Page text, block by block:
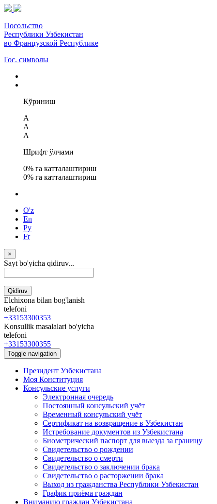
Посольство
Республики Узбекистан
во Французской Республике
Гос. символы
Кўриниш
A
A
A
Шрифт ўлчами
0% га катталаштириш
0% га катталаштириш
O'z
En
Ру
Fr
×
Sayt bo'yicha qidiruv...
Qidiruv
Elchixona bilan bog'lanish
telefoni
+33153300353
Konsullik masalalari bo'yicha
telefoni
+33153300355
Toggle navigation
Президент Узбекистана
Моя Конституция
Консульские услуги
Электронная очередь
Постоянный консульский учёт
Временный консульский учёт
Сертификат на возвращение в Узбекистан
Истребование документов из Узбекистана
Биометрический паспорт для выезда за границу
Свидетельство о рождении
Свидетельство о смерти
Свидетельство о заключении брака
Свидетельство о расторжении брака
Выход из гражданства Республики Узбекистан
График приёма граждан
Вниманию граждан Узбекистана